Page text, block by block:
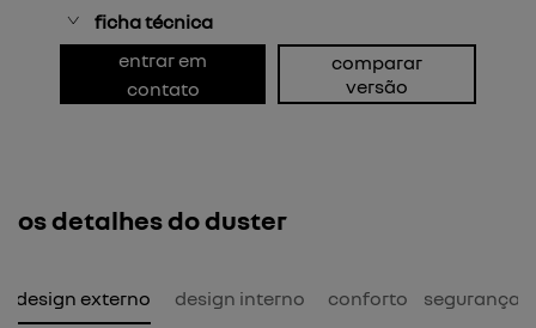
ficha técnica
entrar em
contato
comparar
versão
os detalhes do duster
design externo design interno conforto segurança